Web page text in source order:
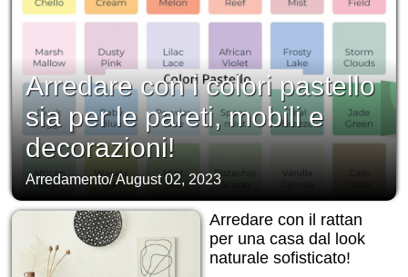
Arredare con i colori pastello
sia per le pareti, mobili e
decorazioni!
Arredamento/August 02, 2023
Arredare con il rattan
per una casa dal look
naturale sofisticato!